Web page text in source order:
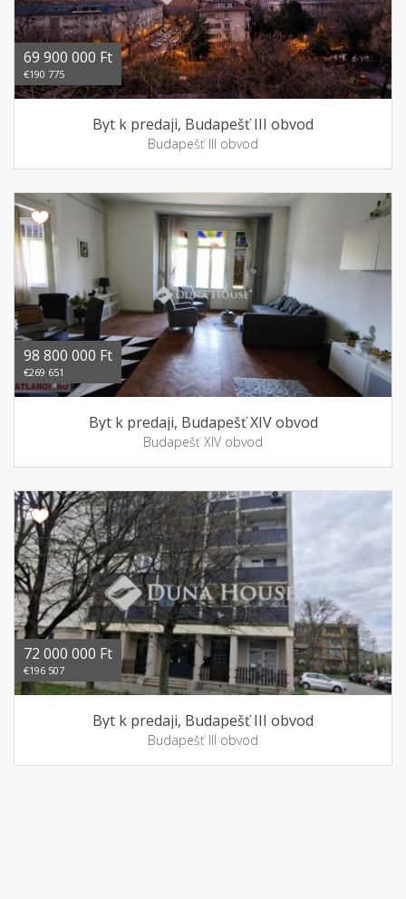
69 900 000 Ft
€190 775
Byt k predaji, Budapešť III obvod
Budapešť III obvod
98 800 000 Ft
€269 651
Byt k predaji, Budapešť XIV obvod
Budapešť XIV obvod
72 000 000 Ft
€196 507
Byt k predaji, Budapešť III obvod
Budapešť III obvod